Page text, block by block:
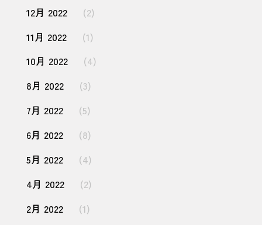
12月 2022
(2)
11月 2022
(1)
10月 2022
(4)
8月 2022
(3)
7月 2022
(5)
6月 2022
(8)
5月 2022
(4)
4月 2022
(2)
2月 2022
(1)